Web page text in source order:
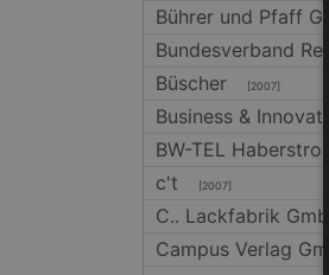
Bührer und Pfaff
Bundesverband
Büscher [2007]
Business &
BW-TEL Haberstroh
c't [2007]
C.. Lackfabrik
Campus Verlag